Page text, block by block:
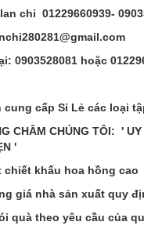
chi 01229660939-
0903528081 hoặc
cung cấp Sỉ Lẻ các loại
CHÂM CHÚNG TÔI: '
'
chiết khấu hoa hồng cao
giá nhà sản xuất quy
quà theo yêu cầu của